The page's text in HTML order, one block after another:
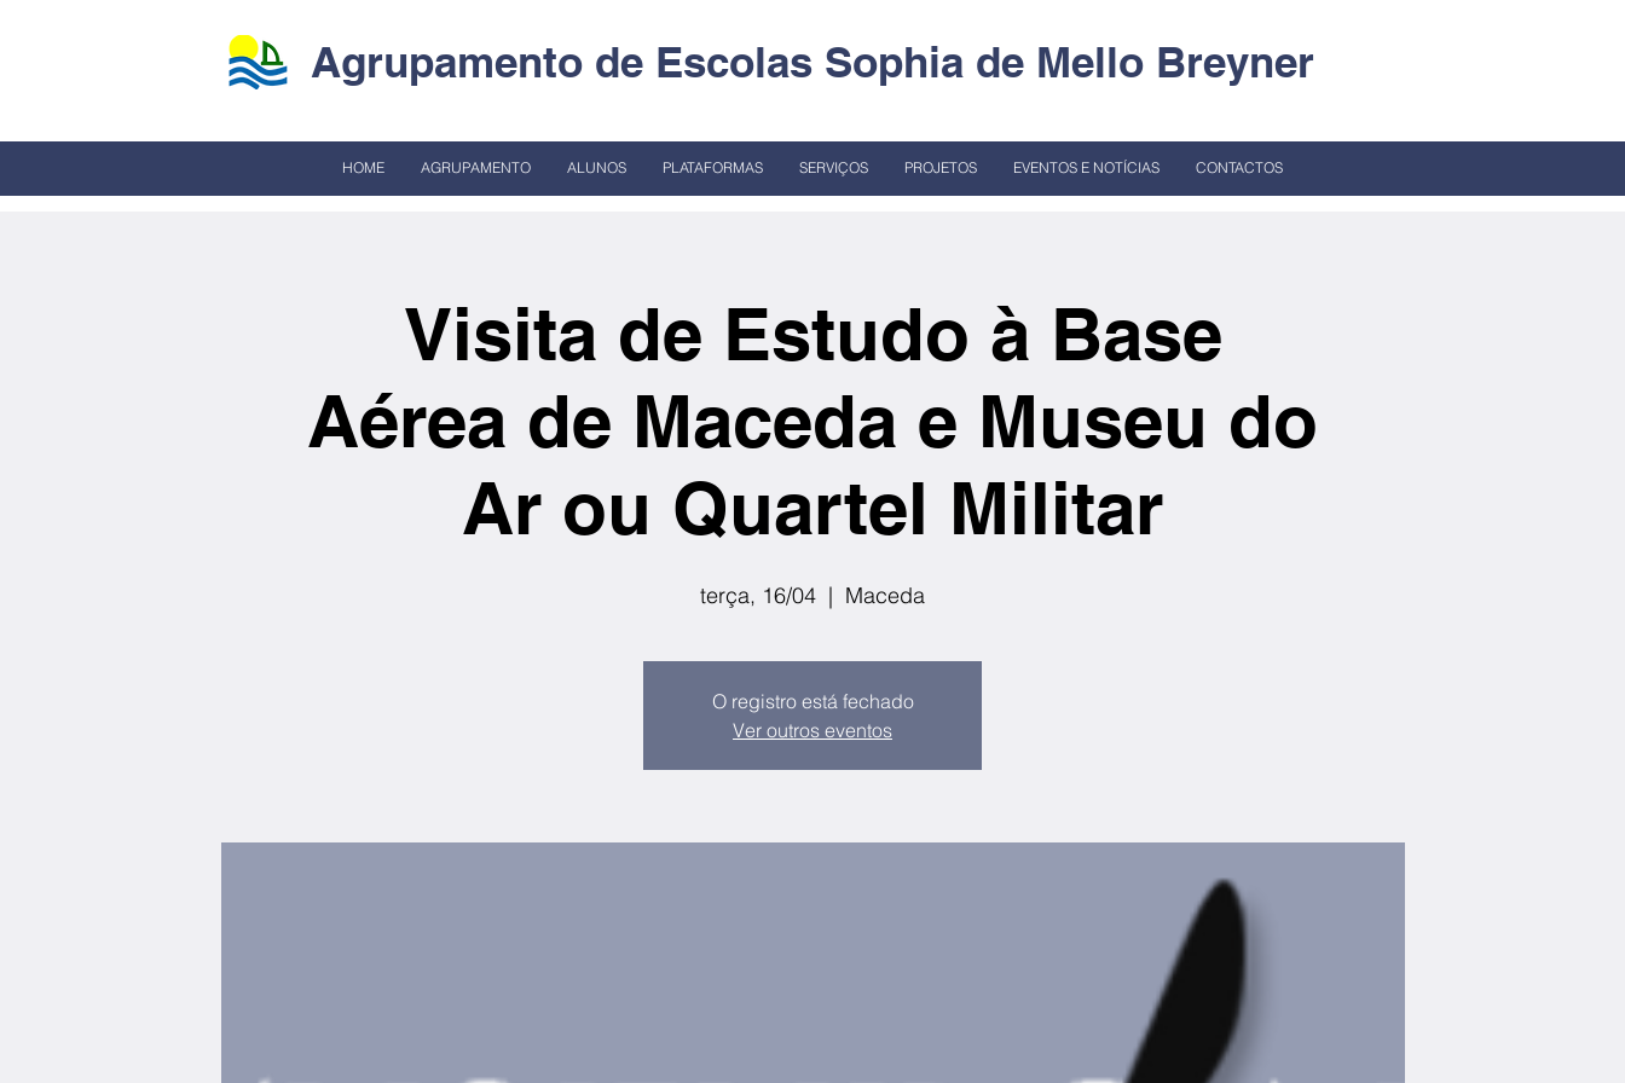
Agrupamento de Escolas Sophia de Mello Breyner
HOME AGRUPAMENTO ALUNOS PLATAFORMAS SERVIÇOS PROJETOS EVENTOS E NOTÍCIAS CONTACTOS
Visita de Estudo à Base
Aérea de Maceda e Museu do
Ar ou Quartel Militar
terça, 16/04
  |
Maceda
O registro está fechado
Ver outros eventos